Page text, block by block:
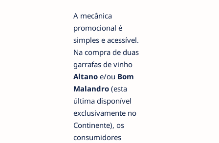
A mecânica
promocional é
simples e acessível.
Na compra de duas
garrafas de vinho
Altano e/ou Bom
Malandro (esta
última disponível
exclusivamente no
Continente), os
consumidores